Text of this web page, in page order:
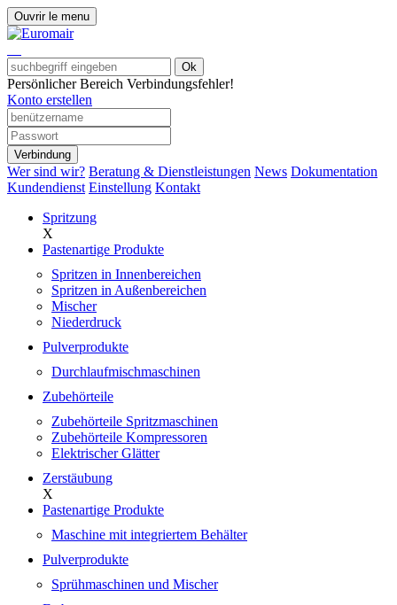
Ouvrir le menu
Ok
Persönlicher Bereich Verbindungsfehler!
Konto erstellen
Verbindung
Wer sind wir? Beratung & Dienstleistungen News Dokumentation
Kundendienst Einstellung Kontakt
Spritzung
X
Pastenartige Produkte
Spritzen in Innenbereichen
Spritzen in Außenbereichen
Mischer
Niederdruck
Pulverprodukte
Durchlaufmischmaschinen
Zubehörteile
Zubehörteile Spritzmaschinen
Zubehörteile Kompressoren
Elektrischer Glätter
Zerstäubung
X
Pastenartige Produkte
Maschine mit integriertem Behälter
Pulverprodukte
Sprühmaschinen und Mischer